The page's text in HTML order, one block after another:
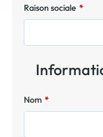
Raison sociale *
Nom *